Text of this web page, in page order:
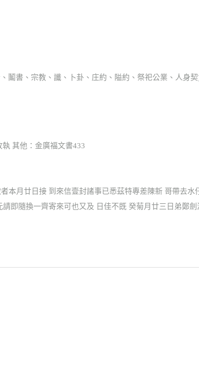
鬮書、宗教、讖、卜卦、庄約、隘約、祭祀公業、人身
其他：金廣福文書433
本月廿日接 到來信壹封諸事已悉茲特專差陳新 哥帶去
即隨換一齊寄來可也又及 日佳不既 癸菊月廿三日弟鄭